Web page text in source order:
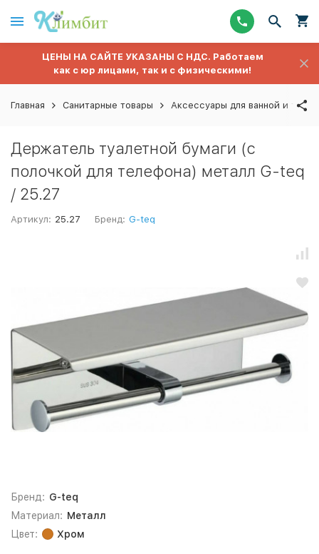
ЦЕНЫ НА САЙТЕ УКАЗАНЫ С НДС. Работаем
как с юр лицами, так и с физическими!
Главная Санитарные товары Аксессуары для ванной и
Держатель туалетной бумаги (с
полочкой для телефона) металл G-teq
/ 25.27
Артикул: 25.27 Бренд: G-teq
Бренд: G-teq
Материал: Металл
Цвет:
Хром